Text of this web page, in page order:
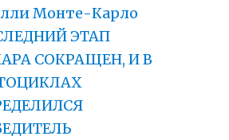
Монте-Карло
ЭТАП
СОКРАЩЕН, И В